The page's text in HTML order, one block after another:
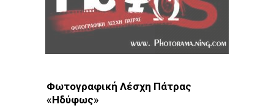
Φωτογραφική Λέσχη Πάτρας
«Ηδύφως»